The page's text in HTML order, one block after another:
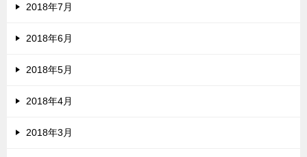
2018年7月
2018年6月
2018年5月
2018年4月
2018年3月